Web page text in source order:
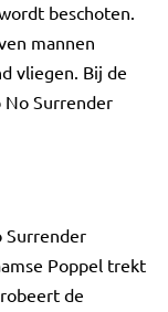
beschoten.
mannen
vliegen. Bij de
Surrender
Surrender
Poppel trekt
de